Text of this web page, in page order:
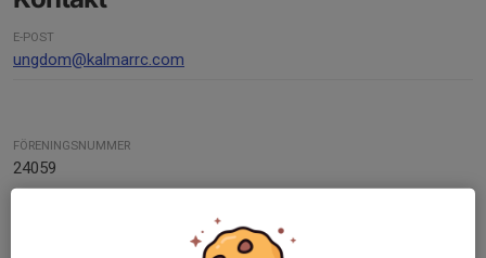
E-POST
ungdom@kalmarrc.com
FÖRENINGSNUMMER
24059